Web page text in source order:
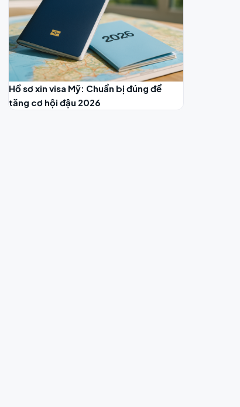
Hồ sơ xin visa Mỹ: Chuẩn bị đúng để
tăng cơ hội đậu 2026